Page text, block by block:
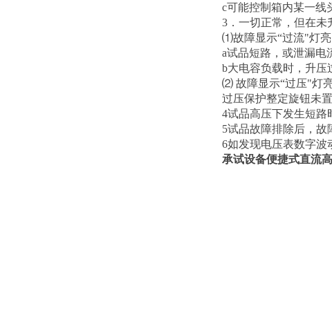
c可能控制箱内某一线
3．一切正常，但在未
⑴故障显示“过流"灯亮
a试品短路，或泄漏电
b大电容负载时，升压
⑵ 故障显示“过压"灯
过压保护整定旋钮未
4试品高压下发生短路
5试品故障排除后，故
6如发现电压表数字波
承试设备便捷式直流